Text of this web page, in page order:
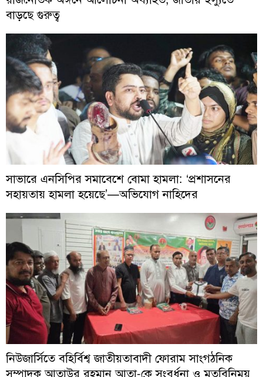
বাড়ছে গুরুত্ব
সাভারে এনসিপির সমাবেশে বোমা হামলা: ‘প্রশাসনের
সহায়তায় হামলা হয়েছে’—অভিযোগ নাহিদের
নিউজার্সিতে বহির্বিশ্ব জাতীয়তাবাদী ফোরাম সাংগঠনিক
সম্পাদক আতাউর রহমান আতা-কে সংবর্ধনা ও মতবিনিময়